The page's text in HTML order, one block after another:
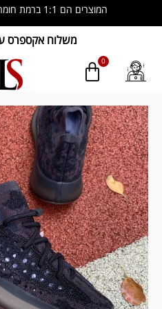
לתוכן
המוצרים הם 1:1 ברמת חומרים גבוה קוד קופון: LS10
משלוח אקספרס
כמות
של
Yeezy
Boost
380
‘Onyx
Reflective’